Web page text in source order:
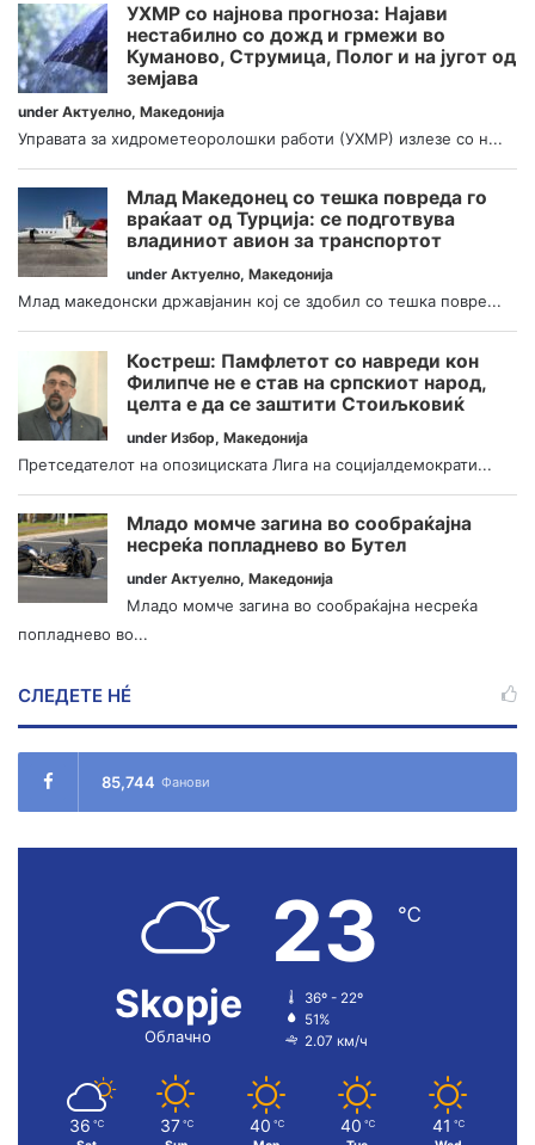
УХМР со најнова прогноза: Најави
нестабилно со дожд и грмежи во
Куманово, Струмица, Полог и на југот од
земјава
under Актуелно, Македонија
Управата за хидрометеоролошки работи (УХМР) излезе со н...
Млад Македонец со тешка повреда го
враќаат од Турција: се подготвува
владиниот авион за транспортот
under Актуелно, Македонија
Млад македонски државјанин кој се здобил со тешка повре...
Костреш: Памфлетот со навреди кон
Филипче не е став на српскиот народ,
целта е да се заштити Стоиљковиќ
under Избор, Македонија
Претседателот на опозициската Лига на социјалдемократи...
Младо момче загина во сообраќајна
несреќа попладнево во Бутел
under Актуелно, Македонија
Младо момче загина во сообраќајна несреќа
попладнево во...
СЛЕДЕТЕ НÉ
85,744 Фанови
Skopje
Облачно
23 ℃
36º - 22º
51%
2.07 км/ч
36 ℃ 37 ℃ 40 ℃ 40 ℃ 41 ℃